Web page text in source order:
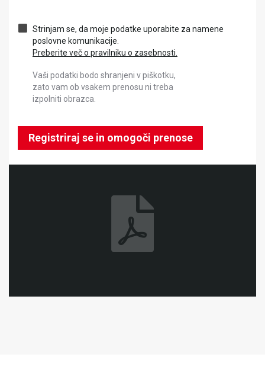
Strinjam se, da moje podatke uporabite za namene
poslovne komunikacije.
Preberite več o pravilniku o zasebnosti.
Vaši podatki bodo shranjeni v piškotku,
zato vam ob vsakem prenosu ni treba
izpolniti obrazca.
Registriraj se in omogoči prenose